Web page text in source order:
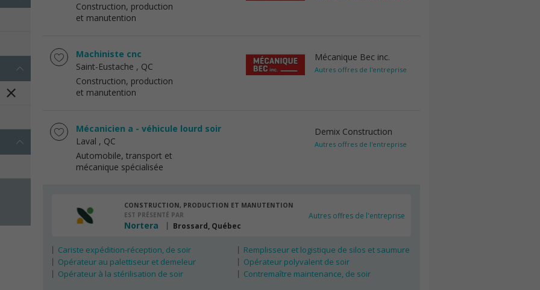
Construction, production
et manutention
Machiniste cnc
Saint-Eustache , QC
Construction, production
et manutention
Mécanique Bec inc.
Autres offres de l'entreprise
Mécanicien a - véhicule lourd soir
Laval , QC
Automobile, transport et
mécanique spécialisée
Demix Construction
Autres offres de l'entreprise
CONSTRUCTION, PRODUCTION ET MANUTENTION
EST PRÉSENTÉ PAR
Nortera Brossard, Québec
Autres offres de l'entreprise
Cariste expédition-réception, de soir
Opérateur au palettiseur et demeleur
Opérateur à la stérilisation de soir
Remplisseur et logistique de silos et saumure
Opérateur polyvalent de soir
Contremaître maintenance, de soir